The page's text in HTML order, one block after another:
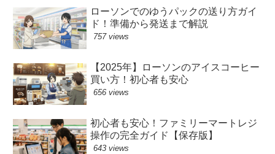
ローソンでのゆうパックの送り方ガイ
ド！準備から発送まで解説
757 views
【2025年】ローソンのアイスコーヒー
買い方！初心者も安心
656 views
初心者も安心！ファミリーマートレジ
操作の完全ガイド【保存版】
643 views